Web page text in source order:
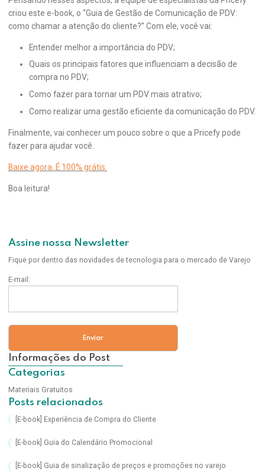
criou este e-book, o “Guia de Gestão de Comunicação de PDV:
como chamar a atenção do cliente?” Com ele, você vai:
Entender melhor a importância do PDV;
Quais os principais fatores que influenciam a decisão de
compra no PDV;
Como fazer para tornar um PDV mais atrativo;
Como realizar uma gestão eficiente da comunicação do PDV.
Finalmente, vai conhecer um pouco sobre o que a Pricefy pode
fazer para ajudar você.
Baixe agora. É 100% grátis.
Boa leitura!
Assine nossa Newsletter
Fique por dentro das novidades de tecnologia para o mercado de Varejo
E-mail:
Informações do Post
Categorias
Materiais Gratuitos
Posts relacionados
[E-book] Experiência de Compra do Cliente
[E-book] Guia do Calendário Promocional
[E-book] Guia de sinalização de preços e promoções no varejo